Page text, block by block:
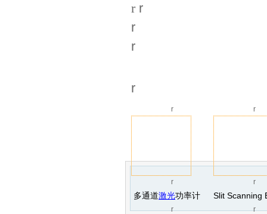
r r
r
r
r
r
r
多通道激光功率计
r
r
r
r